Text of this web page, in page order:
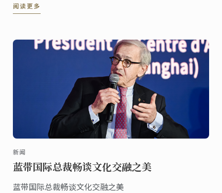
力慕斯的精妙结合。
阅读更多
新闻
蓝带国际总裁畅谈文化交融之美
蓝带国际总裁畅谈文化交融之美